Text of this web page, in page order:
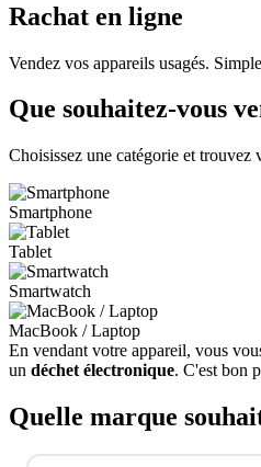
Rachat en ligne
Vendez vos appareils usagés.
Que souhaitez-vous
Choisissez une catégorie et trouvez
Smartphone
Tablet
Smartwatch
MacBook / Laptop
En vendant votre appareil, vous
un déchet électronique. C'est bon
Quelle marque